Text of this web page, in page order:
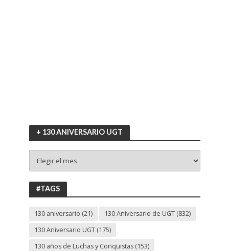
+ 130 ANIVERSARIO UGT
130
ANIVERSARIO
UGT
#TAGS
130 aniversario (21) 130 Aniversario de UGT(832)
130 Aniversario UGT(175)
130 años de Luchas y Conquistas(153)